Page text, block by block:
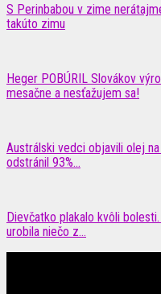
S Perinbabou v zime
takúto zimu
Heger POBÚRIL Slovákov
mesačne a nesťažujem sa!
Austrálski vedci objavili olej
odstránil 93%...
Dievčatko plakalo kvôli
urobila niečo z...